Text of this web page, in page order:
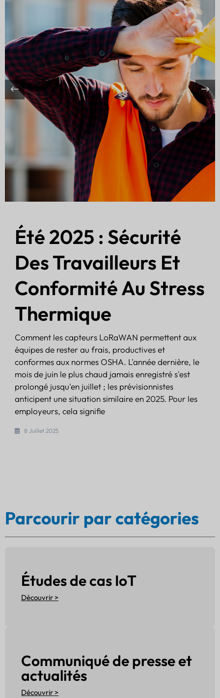
Été 2025 : Sécurité
Des Travailleurs Et
Conformité Au Stress
Thermique
Comment les capteurs LoRaWAN permettent aux
équipes de rester au frais, productives et
conformes aux normes OSHA. L'année dernière, le
mois de juin le plus chaud jamais enregistré s'est
prolongé jusqu'en juillet ; les prévisionnistes
anticipent une situation similaire en 2025. Pour les
employeurs, cela signifie
8 Juillet 2025
Parcourir par catégories
Études de cas IoT
Découvrir >
Communiqué de presse et
actualités
Découvrir >